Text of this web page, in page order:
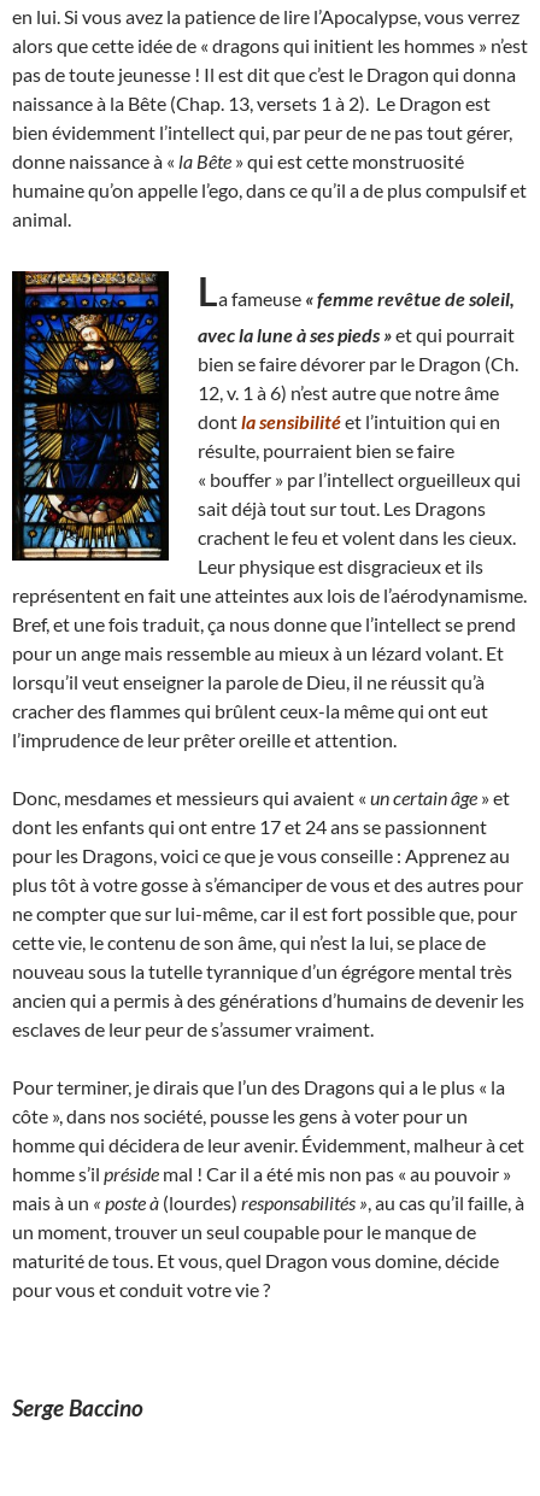
en lui. Si vous avez la patience de lire l’Apocalypse, vous verrez
alors que cette idée de « dragons qui initient les hommes » n’est
pas de toute jeunesse ! Il est dit que c’est le Dragon qui donna
naissance à la Bête (Chap. 13, versets 1 à 2). Le Dragon est
bien évidemment l’intellect qui, par peur de ne pas tout gérer,
donne naissance à « la Bête » qui est cette monstruosité
humaine qu’on appelle l’ego, dans ce qu’il a de plus compulsif et
animal.
La fameuse « femme revêtue de soleil,
avec la lune à ses pieds »et qui pourrait
bien se faire dévorer par le Dragon (Ch.
12, v. 1 à 6) n’est autre que notre âme
dontla sensibilitéet l’intuition qui en
résulte, pourraient bien se faire
« bouffer » par l’intellect orgueilleux qui
sait déjà tout sur tout. Les Dragons
crachent le feu et volent dans les cieux.
Leur physique est disgracieux et ils
représentent en fait une atteintes aux lois de l’aérodynamisme.
Bref, et une fois traduit, ça nous donne que l’intellect se prend
pour un ange mais ressemble au mieux à un lézard volant. Et
lorsqu’il veut enseigner la parole de Dieu, il ne réussit qu’à
cracher des flammes qui brûlent ceux-la même qui ont eut
l’imprudence de leur prêter oreille et attention.
Donc, mesdames et messieurs qui avaient « un certain âge » et
dont les enfants qui ont entre 17 et 24 ans se passionnent
pour les Dragons, voici ce que je vous conseille : Apprenez au
plus tôt à votre gosse à s’émanciper de vous et des autres pour
ne compter que sur lui-même, car il est fort possible que, pour
cette vie, le contenu de son âme, qui n’est la lui, se place de
nouveau sous la tutelle tyrannique d’un égrégore mental très
ancien qui a permis à des générations d’humains de devenir les
esclaves de leur peur de s’assumer vraiment.
Pour terminer, je dirais que l’un des Dragons qui a le plus « la
côte », dans nos société, pousse les gens à voter pour un
homme qui décidera de leur avenir. Évidemment, malheur à cet
homme s’il préside mal ! Car il a été mis non pas « au pouvoir »
mais à un « poste à (lourdes) responsabilités » , au cas qu’il faille, à
un moment, trouver un seul coupable pour le manque de
maturité de tous. Et vous, quel Dragon vous domine, décide
pour vous et conduit votre vie ?
Serge Baccino